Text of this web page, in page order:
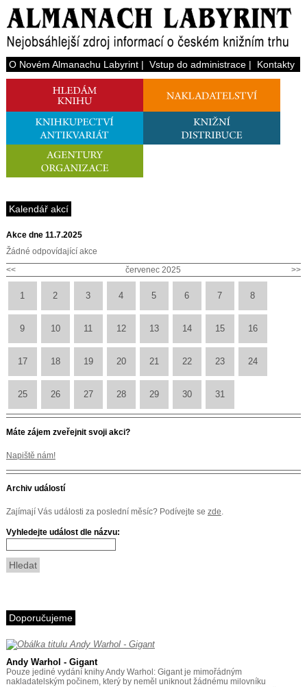
O Novém Almanachu Labyrint| Vstup do administrace| Kontakty
Kalendář akcí
Akce dne 11.7.2025
Žádné odpovídající akce
<<
>>
červenec 2025
1 2 3 4 5 6 7 8
9 10 11 12 13 14 15 16
17 18 19 20 21 22 23 24
25 26 27 28 29 30 31
Máte zájem zveřejnit svoji akci?
Napiště nám!
Archiv událostí
Zajímají Vás události za poslední měsíc? Podívejte se zde.
Vyhledejte událost dle názvu:
Doporučujeme
Andy Warhol - Gigant
Pouze jediné vydání knihy Andy Warhol: Gigant je mimořádným
nakladatelským počinem, který by neměl uniknout žádnému milovníku